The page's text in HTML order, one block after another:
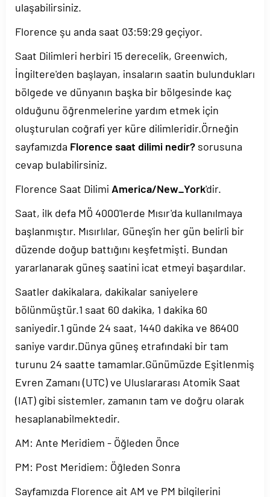
ulaşabilirsiniz.
Florence şu anda saat 03:59:29 geçiyor.
Saat Dilimleri herbiri 15 derecelik, Greenwich,
İngiltere'den başlayan, insaların saatin bulundukları
bölgede ve dünyanın başka bir bölgesinde kaç
olduğunu öğrenmelerine yardım etmek için
oluşturulan coğrafi yer küre dilimleridir.Örneğin
sayfamızda Florence saat dilimi nedir? sorusuna
cevap bulabilirsiniz.
Florence Saat Dilimi America/New_York'dir.
Saat, ilk defa MÖ 4000'lerde Mısır'da kullanılmaya
başlanmıştır. Mısırlılar, Güneş'in her gün belirli bir
düzende doğup battığını keşfetmişti. Bundan
yararlanarak güneş saatini icat etmeyi başardılar.
Saatler dakikalara, dakikalar saniyelere
bölünmüştür.1 saat 60 dakika, 1 dakika 60
saniyedir.1 günde 24 saat, 1440 dakika ve 86400
saniye vardır.Dünya güneş etrafındaki bir tam
turunu 24 saatte tamamlar.Günümüzde Eşitlenmiş
Evren Zamanı (UTC) ve Uluslararası Atomik Saat
(IAT) gibi sistemler, zamanın tam ve doğru olarak
hesaplanabilmektedir.
AM: Ante Meridiem - Öğleden Önce
PM: Post Meridiem: Öğleden Sonra
Sayfamızda Florence ait AM ve PM bilgilerini